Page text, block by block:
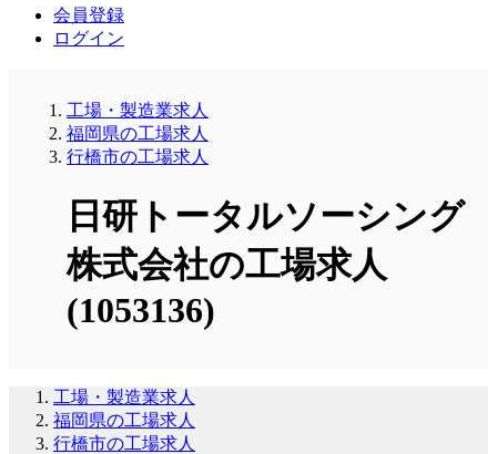
会員登録
ログイン
工場・製造業求人
福岡県の工場求人
行橋市の工場求人
日研トータルソーシング
株式会社の工場求人
(1053136)
工場・製造業求人
福岡県の工場求人
行橋市の工場求人